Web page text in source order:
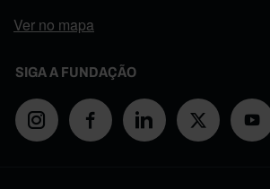
Ver no mapa
SIGA A FUNDAÇÃO